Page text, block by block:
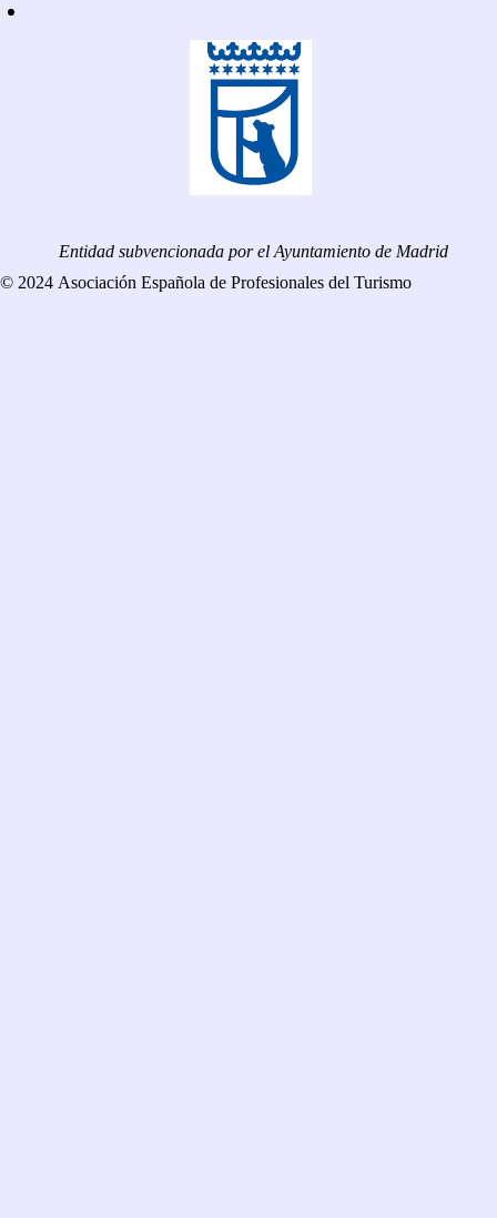
Entidad subvencionada por el Ayuntamiento de Madrid
© 2024 Asociación Española de Profesionales del Turismo